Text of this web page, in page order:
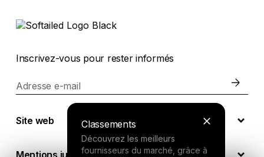
Classements
Découvrez les meilleurs
fournisseurs du marché, grâce à
Inscrivez-vous pour rester informés
Adresse e-mail
Site web
Mentions juridiques